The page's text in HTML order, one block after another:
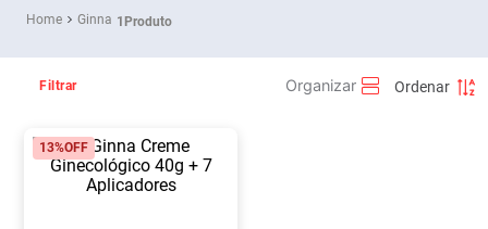
Ginna 1Produto
Filtrar
13%OFF
1 º Fralda
3º
5º Fralda G
Shampoo